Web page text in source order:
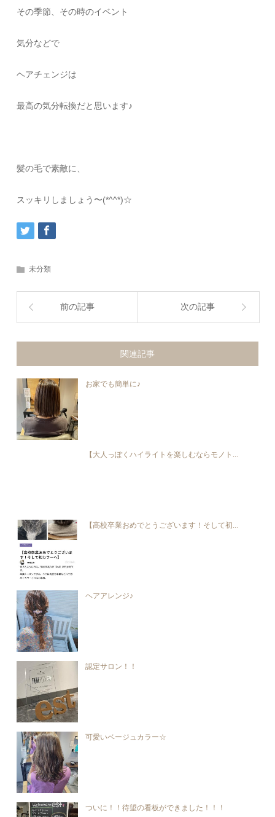
その季節、その時のイベント
気分などで
ヘアチェンジは
最高の気分転換だと思います♪
髪の毛で素敵に、
スッキリしましょう〜(*^^*)☆
未分類
前の記事 次の記事
関連記事
お家でも簡単に♪
【大人っぽくハイライトを楽しむならモノト...
【高校卒業おめでとうございます！そして初...
ヘアアレンジ♪
認定サロン！！
可愛いベージュカラー☆
ついに！！待望の看板ができました！！！